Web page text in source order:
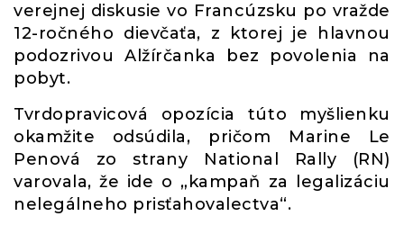
verejnej diskusie vo Francúzsku po vražde
12-ročného dievčaťa, z ktorej je hlavnou
podozrivou Alžírčanka bez povolenia na
pobyt.
Tvrdopravicová opozícia túto myšlienku
okamžite odsúdila, pričom Marine Le
Penová zo strany National Rally (RN)
varovala, že ide o „kampaň za legalizáciu
nelegálneho prisťahovalectva“.